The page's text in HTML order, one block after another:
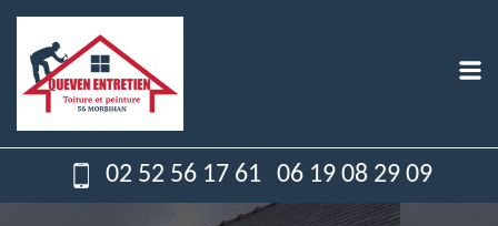
02 52 56 17 61 06 19 08 29 09